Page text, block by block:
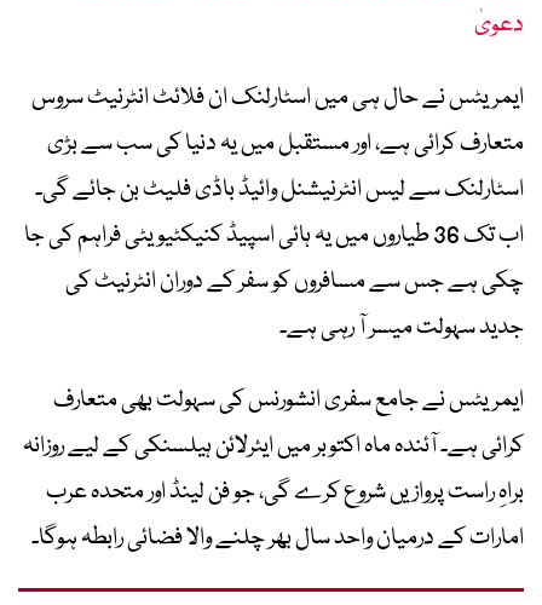
دعویٰ
ایمریٹس نے حال ہی میں اسٹارلنک ان فلائٹ انٹرنیٹ سروس
متعارف کرائی ہے، اور مستقبل میں یہ دنیا کی سب سے بڑی
اسٹارلنک سے لیس انٹرنیشنل وائیڈ باڈی فلیٹ بن جائے گی۔
اب تک 36 طیاروں میں یہ ہائی اسپیڈ کنیکٹیویٹی فراہم کی جا
چکی ہے جس سے مسافروں کو سفر کے دوران انٹرنیٹ کی
جدید سہولت میسر آ رہی ہے۔
ایمریٹس نے جامع سفری انشورنس کی سہولت بھی متعارف
کرائی ہے۔ آئندہ ماہ اکتوبر میں ایئرلائن ہیلسنکی کے لیے روزانہ
براہِ راست پروازیں شروع کرے گی، جو فن لینڈ اور متحدہ عرب
امارات کے درمیان واحد سال بھر چلنے والا فضائی رابطہ ہوگا۔